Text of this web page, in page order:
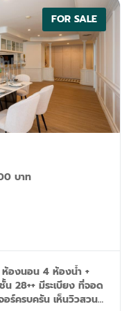
FOR SALE
บาท
ห้องนอน 4 ห้องน้ำ +
28++ มีระเบียง ที่จอด
ร์ครบครัน เห็นวิวสวน